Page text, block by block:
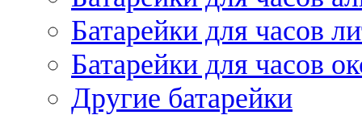
Батарейки для часов
Батарейки для часов
Другие батарейки